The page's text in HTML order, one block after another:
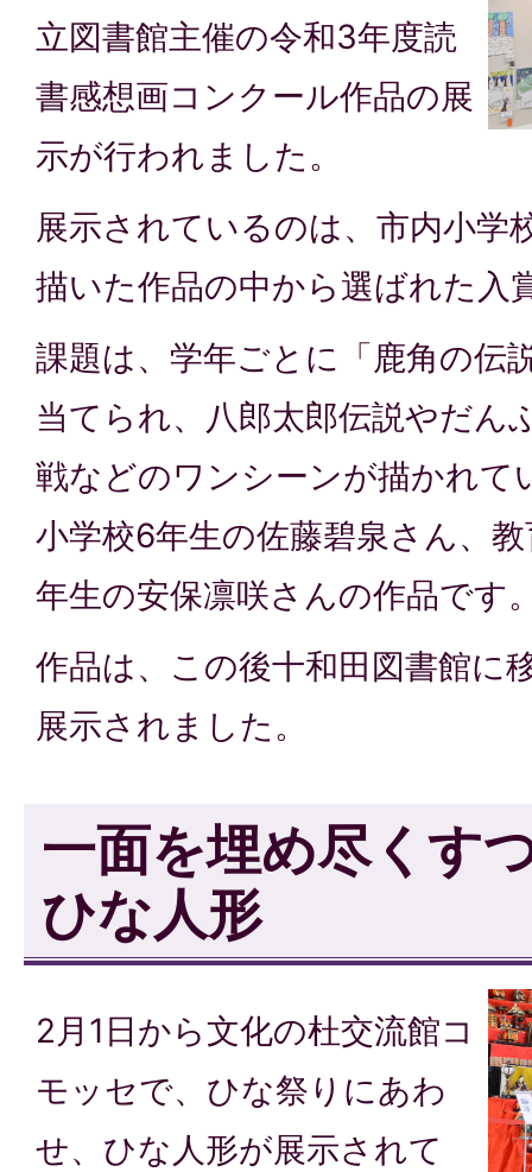
立図書館主催の令和3年度読
書感想画コンクール作品の展
示が行われました。
展示されているのは、市内小学
描いた作品の中から選ばれた入
課題は、学年ごとに「鹿角の伝
当てられ、八郎太郎伝説やだん
戦などのワンシーンが描かれて
小学校6年生の佐藤碧泉さん、
年生の安保凛咲さんの作品です
作品は、この後十和田図書館に
展示されました。
一面を埋め尽くす
ひな人形
2月1日から文化の杜交流館コ
モッセで、ひな祭りにあわ
せ、ひな人形が展示されて